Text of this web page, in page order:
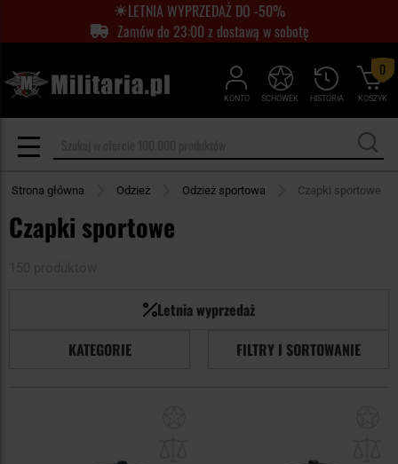
LETNIA WYPRZEDAŻ DO -50%
Zamów do 23:00 z dostawą w sobotę
KONTO HISTORIA
SCHOWEK KOSZYK
0
Strona główna Odzież Odzież sportowa Czapki sportowe
Czapki sportowe
Letnia wyprzedaż
KATEGORIE
FILTRY I SORTOWANIE